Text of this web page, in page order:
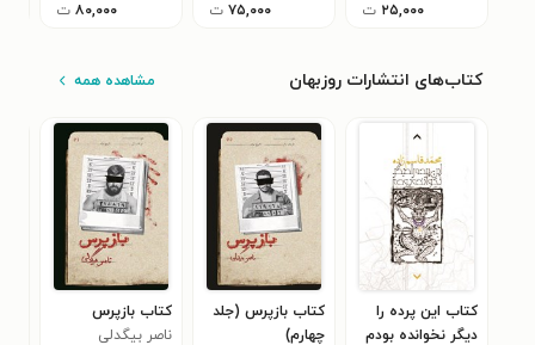
۲۵,۰۰۰ ت ۷۵,۰۰۰ ت ۸۰,۰۰۰ ت
کتاب‌های انتشارات روزبهان مشاهده همه
کتاب این پرده را
دیگر نخوانده بودم
کتاب بازپرس (جلد
چهارم)
کتاب بازپرس
ناصر بیگدلی